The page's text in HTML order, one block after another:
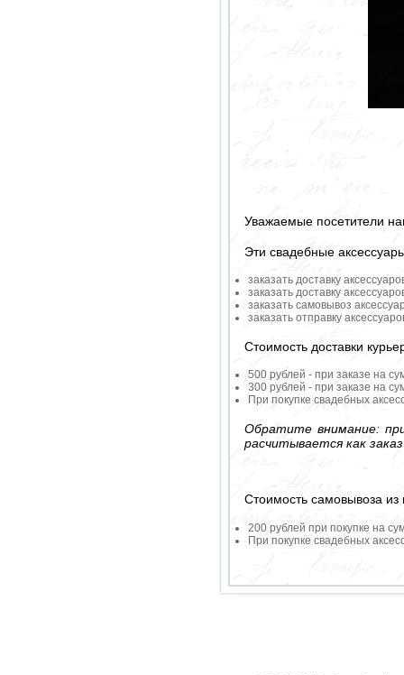
Уважаемые посетители
Эти свадебные
заказать доставку
заказать доставку
заказать самовывоз
заказать отправку
Стоимость доставки
500 рублей - при заказе на
300 рублей - при заказе на
При покупке свадебных
Обратите внимание:
расчитывается как
Стоимость самовывоза из
200 рублей при покупке на
При покупке свадебных